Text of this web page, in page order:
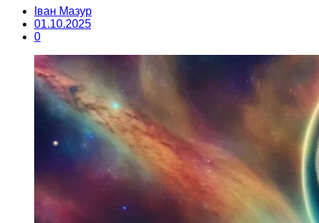
Іван Мазур
01.10.2025
0